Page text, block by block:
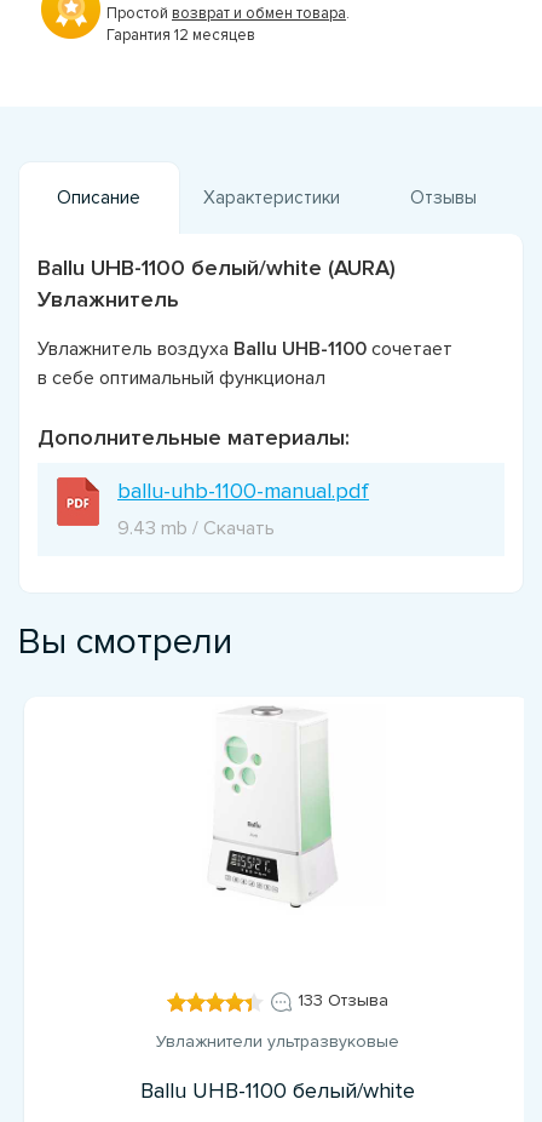
Простой возврат и обмен товара.
Гарантия 12 месяцев
Описание Характеристики Отзывы
Ballu UHB-1100 белый/white (AURA)
Увлажнитель
Увлажнитель воздуха Ballu UHB-1100 сочетает
в себе оптимальный функционал
Дополнительные материалы:
ballu-uhb-1100-manual.pdf
9.43 mb / Скачать
Вы смотрели
133 Отзыва
Увлажнители ультразвуковые
Ballu UHB-1100 белый/white